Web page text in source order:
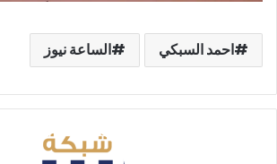
احمد السبكي الساعة نيوز